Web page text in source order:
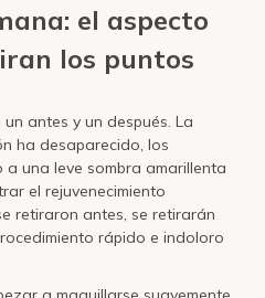
el aspecto
los puntos
antes y un después. La
ha desaparecido, los
una leve sombra amarillenta
el rejuvenecimiento
retiraron antes, se retirarán
rápido e indoloro